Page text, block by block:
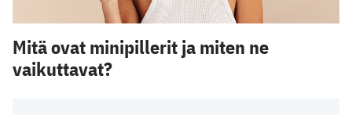
Mitä ovat minipillerit ja miten ne
vaikuttavat?